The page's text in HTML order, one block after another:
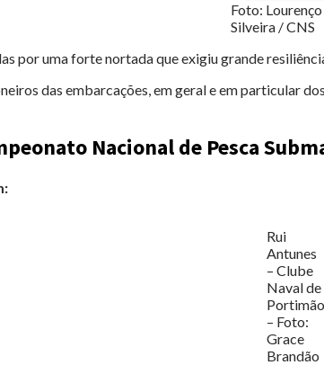
Foto: Lourenço
Silveira / CNS
por uma forte nortada que exigiu grande
das embarcações, em geral e em particular
Nacional de Pesca
Rui
Antunes
– Clube
Naval de
Portimão
– Foto:
Grace
Brandão